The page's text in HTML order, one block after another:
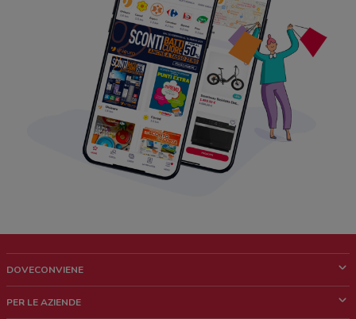
DOVECONVIENE
PER LE AZIENDE